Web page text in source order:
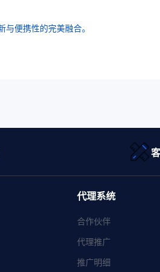
便携性的完美融合。
代理系统
合作伙伴
代理推广
推广明细